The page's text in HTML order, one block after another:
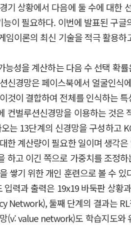
기 상황에서 다음에 둘 수에 대한
이 필요하다. 이번에 발표된
이론의 최신 기술을 적극 활용
성을 계산하는 다음 수 선택 확
신경망은 페이스북에서 얼굴인
것이 결합하여 전체를 인식하는
컨벌루션신경망을 이용하는 것
는 13단계의 신경망을 구성하고
한 계산량이 필요한 일이며 생각
하고 이긴 쪽으로 가중치를 조정
쌓기 위한 개인 훈련으로 볼 수
력과 출력은 19x19 바둑판 상
Network), 둘째 단계의 결과는
(v: value network)도 학습지도